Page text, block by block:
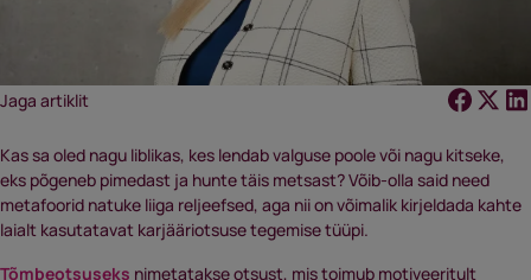
Jaga artiklit
Kas sa oled nagu liblikas, kes lendab valguse poole või nagu kitseke,
eks põgeneb pimedast ja hunte täis metsast? Võib-olla said need
metafoorid natuke liiga reljeefsed, aga nii on võimalik kirjeldada kahte
laialt kasutatavat karjääriotsuse tegemise tüüpi.
Tõmbeotsuseks nimetatakse otsust, mis toimub motiveeritult